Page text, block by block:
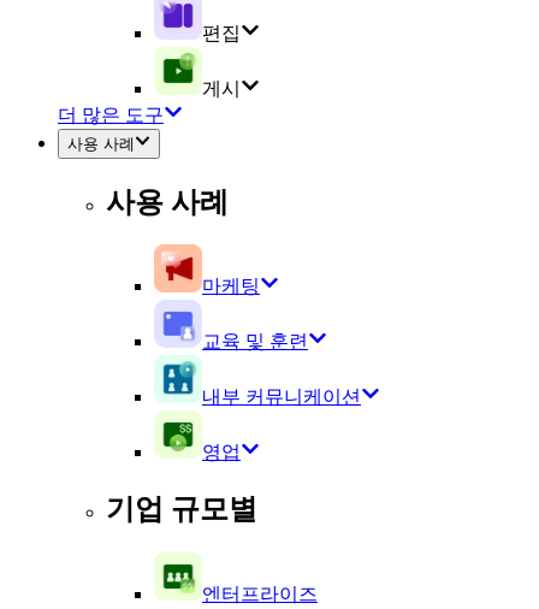
편집
게시
더 많은 도구
사용 사례
사용 사례
마케팅
교육 및 훈련
내부 커뮤니케이션
영업
기업 규모별
엔터프라이즈